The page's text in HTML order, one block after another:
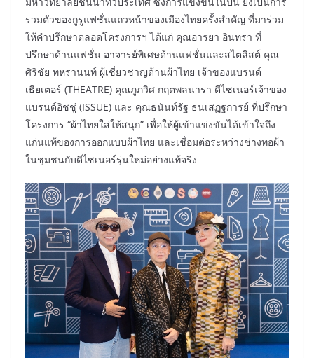
รวมตัวของกูรูแฟชั่นแถวหน้าของเมืองไทยครั้งสำคัญ ที่มาร่วม
ให้คำปรึกษาตลอดโครงการฯ ได้แก่ คุณอารยา อินทรา ที่
ปรึกษาด้านแฟชั่น อาจารย์พิเศษด้านแฟชั่นและสไตลิสต์ คุณ
ศิริชัย ทหรานนท์ ผู้เชี่ยวชาญด้านผ้าไทย เจ้าของแบรนด์
เธียเตอร์ (THEATRE) คุณภูภวิศ กฤตพลนารา ดีไซเนอร์เจ้าของ
แบรนด์อิชชู่ (ISSUE) และ คุณธนันท์รัฐ ธนเสฏฐการย์ ที่ปรึกษา
โครงการ “ผ้าไทยใส่ให้สนุก” เพื่อให้ผู้เข้าแข่งขันได้เข้าใจถึง
แก่นแท้ของการออกแบบผ้าไทย และเชื่อมต่อระหว่างช่างทอผ้า
ในชุมชนกับดีไซเนอร์รุ่นใหม่อย่างแท้จริง